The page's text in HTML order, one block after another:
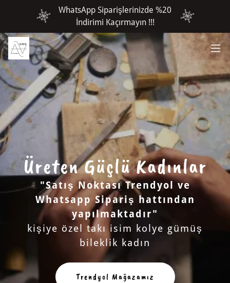
WhatsApp Siparişlerinizde %20
İndirimi Kaçırmayın !!!
Üreten Güçlü Kadınlar
"Satış Noktası Trendyol ve
Whatsapp Sipariş hattından
yapılmaktadır"
kişiye özel takı isim kolye gümüş
bileklik kadın
Trendyol Mağazamız